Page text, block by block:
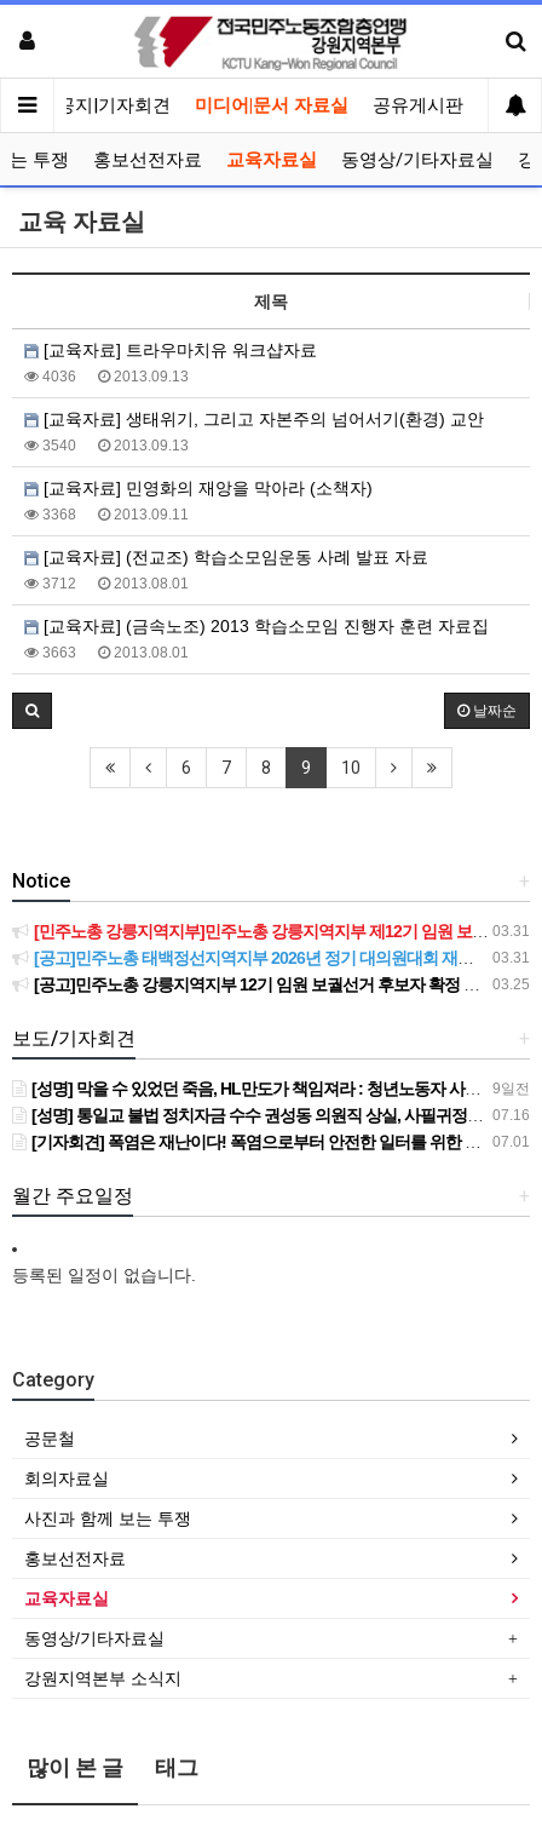
인 공지|기자회견 미디어|문서 자료실 공유게시판 선거
는 투쟁 홍보선전자료 교육자료실 동영상/기타자료실 강
교육 자료실
제목
[교육자료] 트라우마치유 워크샵자료
4036 2013.09.13
[교육자료] 생태위기, 그리고 자본주의 넘어서기(환경) 교안
3540 2013.09.13
[교육자료] 민영화의 재앙을 막아라 (소책자)
3368 2013.09.11
[교육자료] (전교조) 학습소모임운동 사례 발표 자료
3712 2013.08.01
[교육자료] (금속노조) 2013 학습소모임 진행자 훈련 자료집
3663 2013.08.01
날짜순
6 7 8 9 10
+
Notice
03.31
[민주노총 강릉지역지부]민주노총 강릉지역지부 제12기 임원 보궐선거결과 공고
03.31
[공고]민주노총 태백정선지역지부 2026년 정기 대의원대회 재소집 건
03.25
[공고]민주노총 강릉지역지부 12기 임원 보궐선거 후보자 확정 공고
+
보도/기자회견
9일전
[성명] 막을 수 있었던 죽음, HL만도가 책임져라 : 청년노동자 사망사고의 철저한 진상규명과 재발방지 대책 마련하라
07.16
[성명] 통일교 불법 정치자금 수수 권성동 의원직 상실, 사필귀정이다
07.01
[기자회견] 폭염은 재난이다! 폭염으로부터 안전한 일터를 위한 민주노총 강원지역본부 폭염감시단 선포 기자회견
+
월간 주요일정
등록된 일정이 없습니다.
Category
공문철
회의자료실
사진과 함께 보는 투쟁
홍보선전자료
교육자료실
동영상/기타자료실
강원지역본부 소식지
많이 본 글 태그